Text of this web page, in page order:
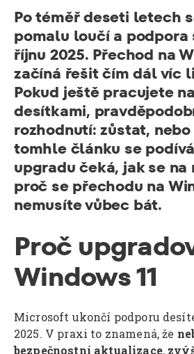
Po téměř deseti letech
pomalu loučí a podpora
říjnu 2025. Přechod na
začíná řešit čím dál víc
Pokud ještě pracujete
desítkami,
rozhodnutí: zůstat,
tomhle článku se
upgradu čeká, jak se
proč se přechodu na
nemusíte vůbec bát.
Proč
Windows 11
Microsoft ukončí podporu
2025. V praxi to znamená, že
bezpečnostní aktualizace,